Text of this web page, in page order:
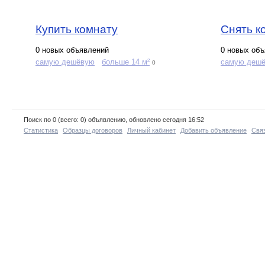
Купить комнату
0 новых объявлений
самую дешёвую
больше 14 м² 0
Снять
0 новых
самую
Поиск по 0 (всего: 0) объявлению, обновлено сегодня 16:52
Статистика
Образцы договоров Личный кабинет Добавить объявление